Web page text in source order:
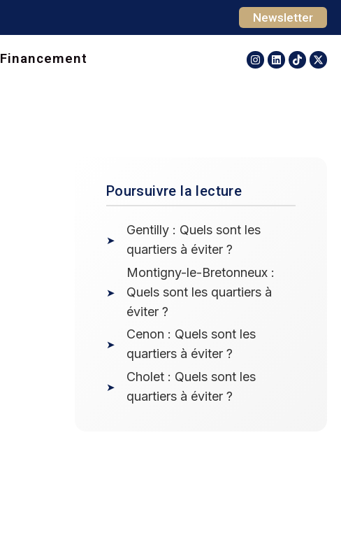
Newsletter
Financement
Poursuivre la lecture
Gentilly : Quels sont les
quartiers à éviter ?
Montigny-le-Bretonneux :
Quels sont les quartiers à
éviter ?
Cenon : Quels sont les
quartiers à éviter ?
Cholet : Quels sont les
quartiers à éviter ?